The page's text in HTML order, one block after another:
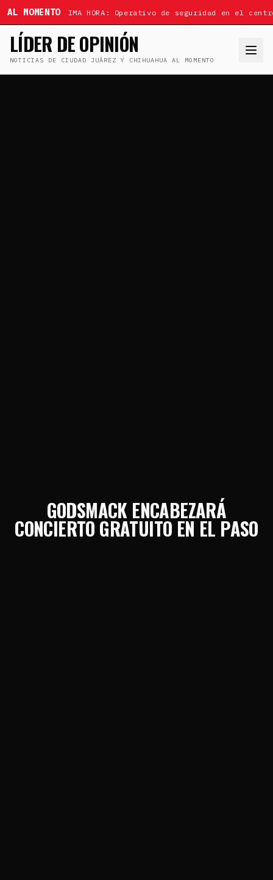
AL MOMENTOÚLTIMA HORA: Operativo de seguridad en el
LÍDER DE OPINIÓN
NOTICIAS DE CIUDAD JUÁREZ Y CHIHUAHUA AL MOMENTO
GODSMACK ENCABEZARÁ
CONCIERTO GRATUITO EN EL PASO